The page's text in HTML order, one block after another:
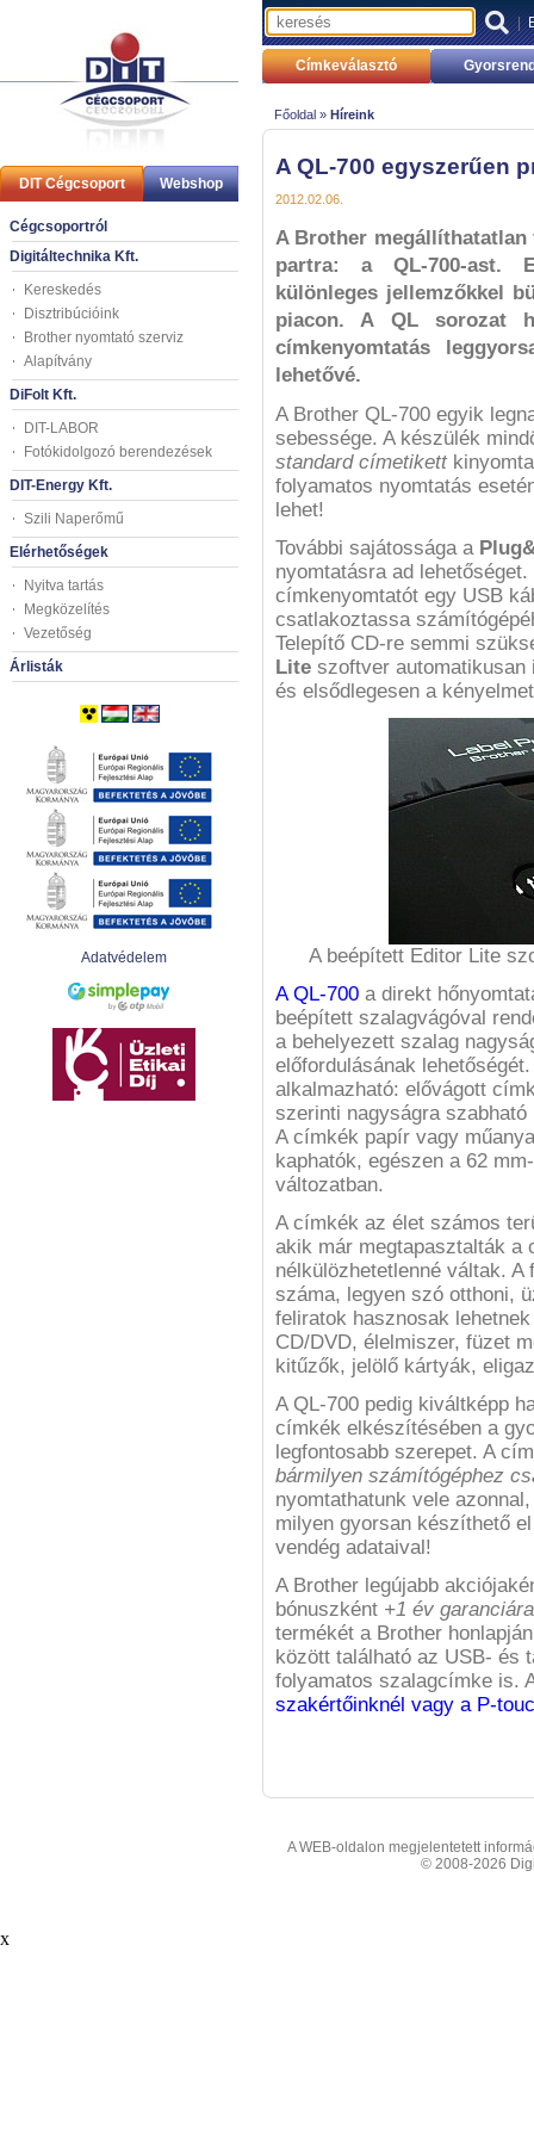
DIT Cégcsoport Webshop
Cégcsoportról
Digitáltechnika Kft.
Kereskedés
Disztribúcióink
Brother nyomtató szerviz
Alapítvány
DiFolt Kft.
DIT-LABOR
Fotókidolgozó berendezések
DIT-Energy Kft.
Szili Naperőmű
Elérhetőségek
Nyitva tartás
Megközelítés
Vezetőség
Árlisták
Adatvédelem
|
Címkeválasztó
Főoldal » Híreink
A QL-700 egyszerűen
2012.02.06.
A Brother
partra: a QL-700-ast.
különleges jellemzőkkel
piacon. A QL sorozat
címkenyomtatás
lehetővé.
A Brother QL-700 egyik
sebessége. A készülék
standard címetikett
folyamatos nyomtatás
lehet!
További sajátossága a
nyomtatásra ad
címkenyomtatót egy USB
csatlakoztassa
Telepítő CD-re semmi
Lite szoftver automatikusan
és elsődlegesen a
A beépített Editor Lite
A QL-700 a direkt
beépített szalagvágóval
a behelyezett szalag
előfordulásának
alkalmazható: elővágott
szerinti nagyságra
A címkék papír vagy
kaphatók, egészen a 62
változatban.
A címkék az élet számos
akik már megtapasztalták a
nélkülözhetetlenné váltak.
száma, legyen szó otthoni,
feliratok hasznosak
CD/DVD, élelmiszer, füzet
kitűzők, jelölő kártyák,
A QL-700 pedig kiváltképp
címkék elkészítésében a
legfontosabb szerepet. A
bármilyen számítógéphez
nyomtathatunk vele
milyen gyorsan készíthető
vendég adataival!
A Brother legújabb
bónuszként +1 év garanciára
termékét a Brother
között található az USB- és
folyamatos szalagcímke is.
szakértőinknél vagy a P-
A WEB-oldalon megjelentetett
© 2008-2026
x